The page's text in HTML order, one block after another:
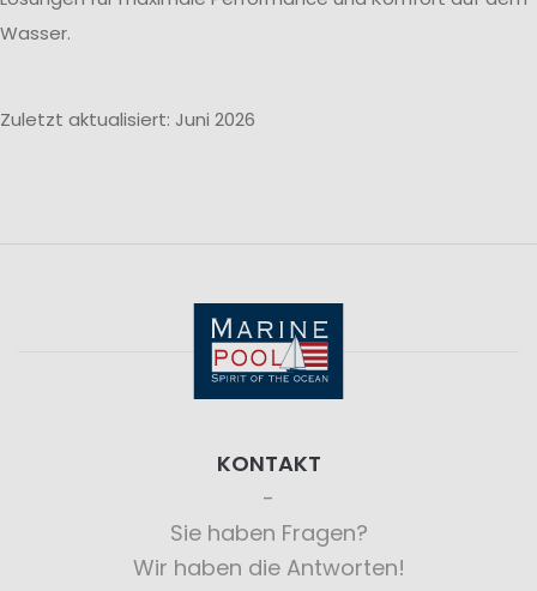
Wasser.
Zuletzt aktualisiert: Juni 2026
KONTAKT
Sie haben Fragen?
Wir haben die Antworten!